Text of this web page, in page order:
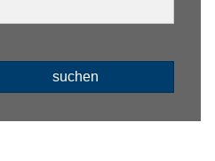
suchen